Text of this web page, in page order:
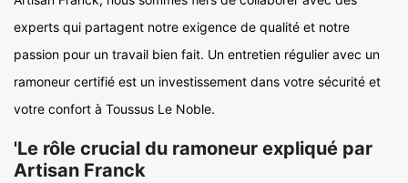
experts qui partagent notre exigence de qualité et notre
passion pour un travail bien fait. Un entretien régulier avec un
ramoneur certifié est un investissement dans votre sécurité et
votre confort à Toussus Le Noble.
'Le rôle crucial du ramoneur expliqué par
Artisan Franck